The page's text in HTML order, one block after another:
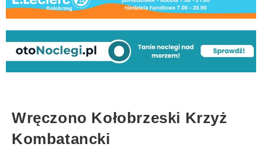
Wręczono Kołobrzeski Krzyż
Kombatancki